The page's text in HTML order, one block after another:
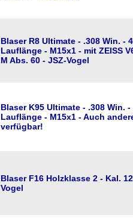
Blaser R8 Ultimate - .308 Win. -
Lauflänge - M15x1 - mit ZEISS
M Abs. 60 - JSZ-Vogel
Blaser K95 Ultimate - .308 Win. -
Lauflänge - M15x1 - Auch
verfügbar!
Blaser F16 Holzklasse 2 - Kal.
Vogel